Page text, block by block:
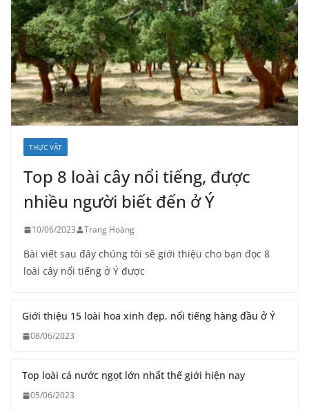
THỰC VẬT
Top 8 loài cây nổi tiếng, được
nhiều người biết đến ở Ý
10/06/2023 Trang Hoàng
Bài viết sau đây chúng tôi sẽ giới thiệu cho bạn đọc 8
loài cây nổi tiếng ở Ý được
Giới thiệu 15 loài hoa xinh đẹp, nổi tiếng hàng đầu ở Ý
08/06/2023
Top loài cá nước ngọt lớn nhất thế giới hiện nay
05/06/2023